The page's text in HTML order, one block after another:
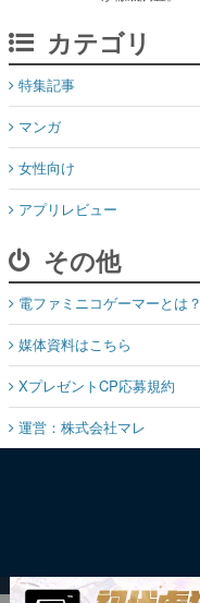
カテゴリ
特集記事
マンガ
女性向け
アプリレビュー
その他
電ファミニコゲーマーとは？
媒体資料はこちら
XプレゼントCP応募規約
運営：株式会社マレ